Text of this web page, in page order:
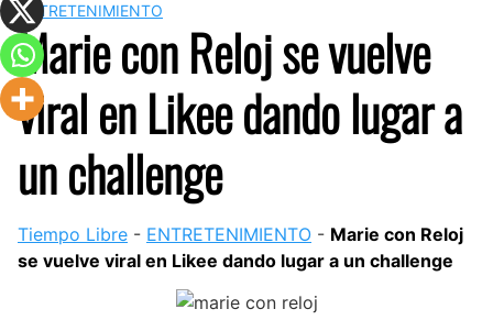
ENTRETENIMIENTO
Marie con Reloj se vuelve
viral en Likee dando lugar a
un challenge
Tiempo Libre - ENTRETENIMIENTO - Marie con Reloj
se vuelve viral en Likee dando lugar a un challenge